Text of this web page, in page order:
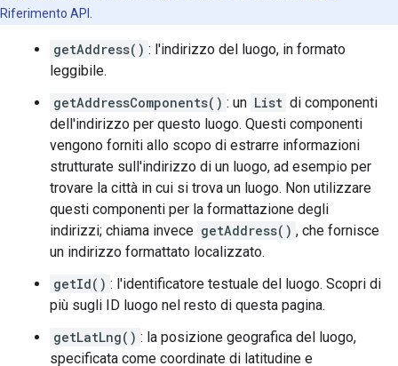
Riferimento API.
getAddress() : l'indirizzo del luogo, in formato
leggibile.
getAddressComponents() : un List di componenti
dell'indirizzo per questo luogo. Questi componenti
vengono forniti allo scopo di estrarre informazioni
strutturate sull'indirizzo di un luogo, ad esempio per
trovare la città in cui si trova un luogo. Non utilizzare
questi componenti per la formattazione degli
indirizzi; chiama invece getAddress() , che fornisce
un indirizzo formattato localizzato.
getId() : l'identificatore testuale del luogo. Scopri di
più sugli ID luogo nel resto di questa pagina.
getLatLng() : la posizione geografica del luogo,
specificata come coordinate di latitudine e